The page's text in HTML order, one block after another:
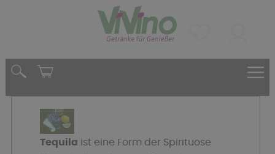
Tequila ist eine Form der Spirituose